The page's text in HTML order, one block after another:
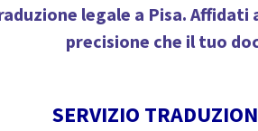
legale a Pisa.
precisione che il tuo
SERVIZIO